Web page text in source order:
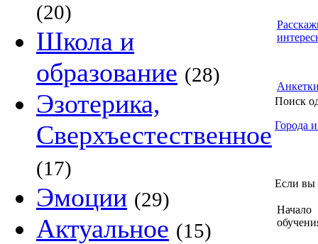
(20)
Школа и
образование (28)
Эзотерика,
Сверхъестественное
(17)
Эмоции (29)
Актуальное (15)
Поиск
Города
Если вы
Начало